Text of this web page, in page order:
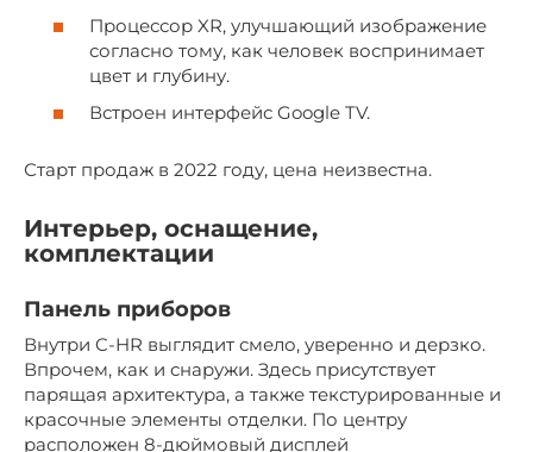
Процессор XR, улучшающий изображение
согласно тому, как человек воспринимает
цвет и глубину.
Встроен интерфейс Google TV.
Старт продаж в 2022 году, цена неизвестна.
Интерьер, оснащение,
комплектации
Панель приборов
Внутри C-HR выглядит смело, уверенно и дерзко.
Впрочем, как и снаружи. Здесь присутствует
парящая архитектура, а также текстурированные и
красочные элементы отделки. По центру
расположен 8-дюймовый дисплей